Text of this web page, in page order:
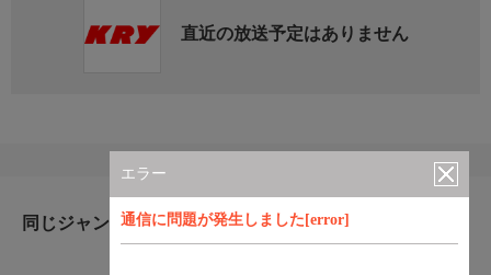
エラー
通信に問題が発生しました[error]
直近の放送予定はありません
同じジャンルのおすすめ番組